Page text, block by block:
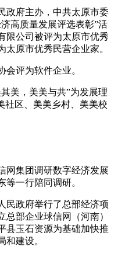
政府主办，中共太原市委
高质量发展评选表彰”活
管理有限公司被评为太原市优秀
太原市优秀民营企业家。
会评为软件企业。
其美，美美与共”为发展理
社区、美美乡村、美美校
网集团调研数字经济发展
等一行陪同调研。
县人民政府举行了总部经济项
企业球信网（河南）
县玉石资源为基础加快推
和建设。